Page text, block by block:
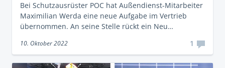
Bei Schutzausrüster POC hat Außendienst-Mitarbeiter
Maximilian Werda eine neue Aufgabe im Vertrieb
übernommen. An seine Stelle rückt ein Neu…
10. Oktober 2022 1